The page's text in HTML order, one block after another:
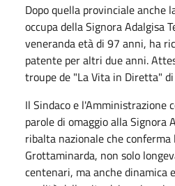
Dopo quella provinciale anche
occupa della Signora Adalgisa
veneranda età di 97 anni, ha
patente per altri due anni.
troupe de "La Vita in Diretta"
Il Sindaco e l'Amministrazione
parole di omaggio alla Signora
ribalta nazionale che
Grottaminarda, non solo
centenari, ma anche dinamica